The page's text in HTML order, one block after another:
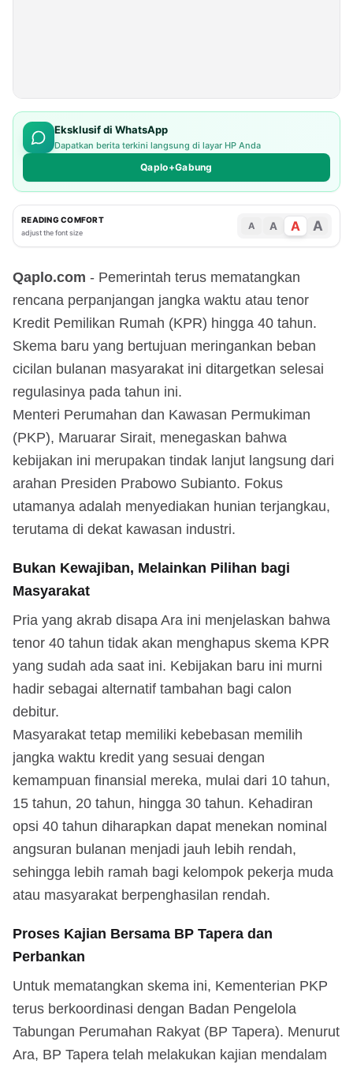
Eksklusif di WhatsApp
Dapatkan berita terkini langsung di layar HP Anda
Qaplo+Gabung
READING COMFORT
adjust the font size
A A A A
Qaplo.com - Pemerintah terus mematangkan
rencana perpanjangan jangka waktu atau tenor
Kredit Pemilikan Rumah (KPR) hingga 40 tahun.
Skema baru yang bertujuan meringankan beban
cicilan bulanan masyarakat ini ditargetkan selesai
regulasinya pada tahun ini.
Menteri Perumahan dan Kawasan Permukiman
(PKP), Maruarar Sirait, menegaskan bahwa
kebijakan ini merupakan tindak lanjut langsung dari
arahan Presiden Prabowo Subianto. Fokus
utamanya adalah menyediakan hunian terjangkau,
terutama di dekat kawasan industri.
Bukan Kewajiban, Melainkan Pilihan bagi
Masyarakat
Pria yang akrab disapa Ara ini menjelaskan bahwa
tenor 40 tahun tidak akan menghapus skema KPR
yang sudah ada saat ini. Kebijakan baru ini murni
hadir sebagai alternatif tambahan bagi calon
debitur.
Masyarakat tetap memiliki kebebasan memilih
jangka waktu kredit yang sesuai dengan
kemampuan finansial mereka, mulai dari 10 tahun,
15 tahun, 20 tahun, hingga 30 tahun. Kehadiran
opsi 40 tahun diharapkan dapat menekan nominal
angsuran bulanan menjadi jauh lebih rendah,
sehingga lebih ramah bagi kelompok pekerja muda
atau masyarakat berpenghasilan rendah.
Proses Kajian Bersama BP Tapera dan
Perbankan
Untuk mematangkan skema ini, Kementerian PKP
terus berkoordinasi dengan Badan Pengelola
Tabungan Perumahan Rakyat (BP Tapera). Menurut
Ara, BP Tapera telah melakukan kajian mendalam